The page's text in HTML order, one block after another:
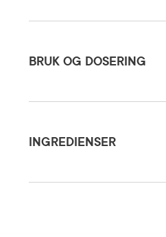
BRUK OG DOSERING
INGREDIENSER